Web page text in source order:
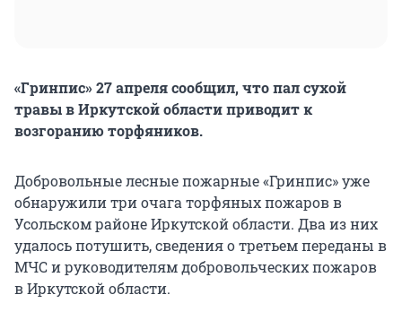
«Гринпис» 27 апреля сообщил, что пал cухой
травы в Иркутской области приводит к
возгоранию торфяников.
Добровольные лесные пожарные «Гринпис» уже
обнаружили три очага торфяных пожаров в
Усольском районе Иркутской области. Два из них
удалось потушить, сведения о третьем переданы в
МЧС и руководителям добровольческих пожаров
в Иркутской области.